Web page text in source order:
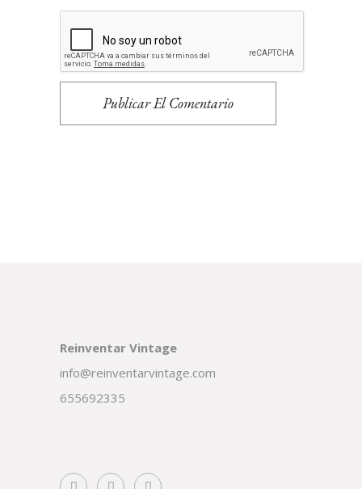
Publicar El Comentario
Reinventar Vintage
info@reinventarvintage.com
655692335